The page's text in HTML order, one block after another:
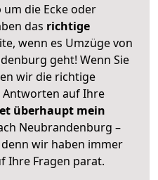
um die Ecke oder
das richtige
wenn es Umzüge von
geht! Wenn Sie
wir die richtige
Antworten auf Ihre
überhaupt mein
Neubrandenburg –
wir haben immer
Ihre Fragen parat.